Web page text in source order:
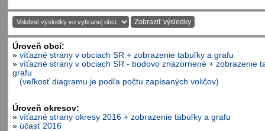
Úroveň obcí:
» víťazné strany v obciach SR + zobrazenie tabuľky a grafu
» víťazné strany v obciach SR - bodovo znázornené + zobrazenie
grafu
(veľkosť diagramu je podľa počtu zapísaných voličov)
Úroveň okresov:
» víťazné strany okresy 2016 + zobrazenie tabuľky a grafu
» účasť 2016